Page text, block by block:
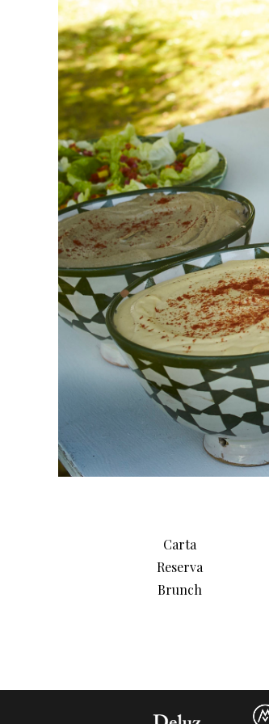
Carta
Reserva
Brunch